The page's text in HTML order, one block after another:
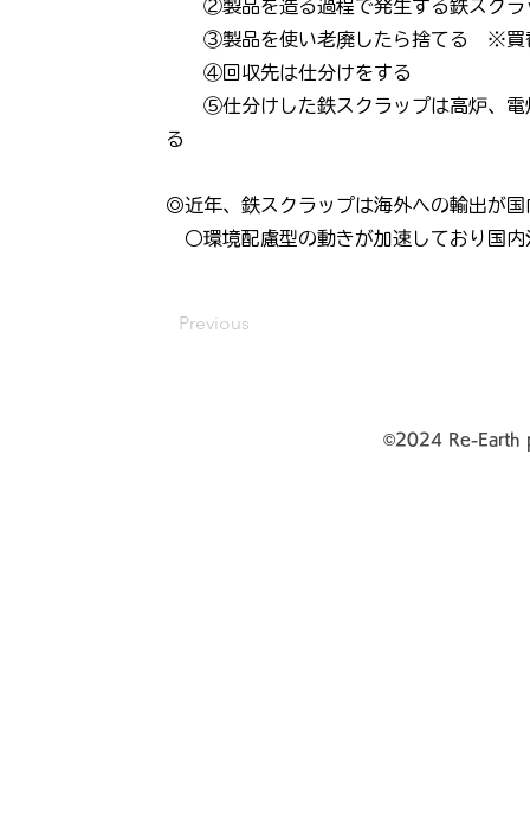
②製品を造る過程で発生する鉄スクラ
③製品を使い老廃したら捨てる ※買
④回収先は仕分けをする
⑤仕分けした鉄スクラップは高炉、電
る
◎近年、鉄スクラップは海外への輸出が
○環境配慮型の動きが加速しており国内
Previous
©2024 Re-Earth